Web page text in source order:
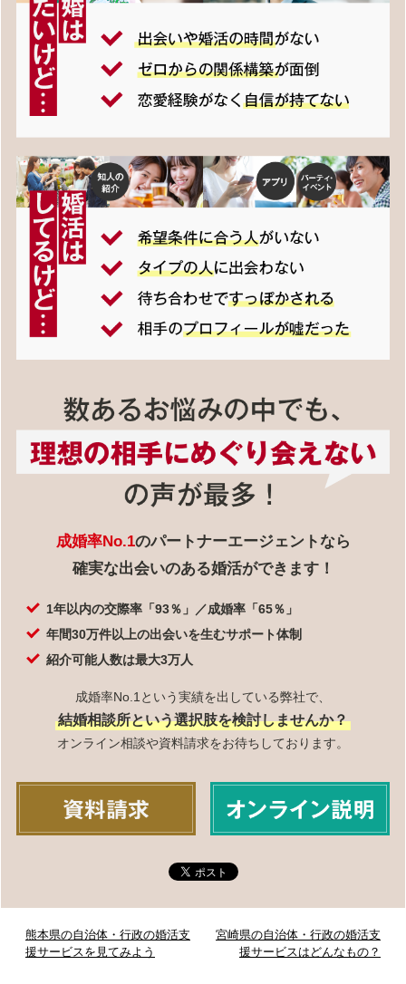
成婚率No.1のパートナーエージェントなら
確実な出会いのある婚活ができます！
1年以内の交際率「93％」／成婚率「65％」
年間30万件以上の出会いを生むサポート体制
紹介可能人数は最大3万人
成婚率No.1という実績を出している弊社で、
結婚相談所という選択肢を検討しませんか？
オンライン相談や資料請求をお待ちしております。
熊本県の自治体・行政の婚活支
援サービスを見てみよう
宮崎県の自治体・行政の婚活支
援サービスはどんなもの？